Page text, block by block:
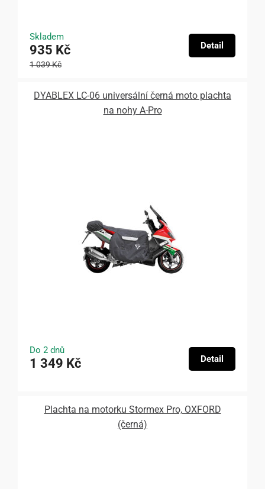
Skladem
935 Kč
1 039 Kč
Detail
DYABLEX LC-06 universální černá moto plachta
na nohy A-Pro
Do 2 dnů
1 349 Kč Detail
Plachta na motorku Stormex Pro, OXFORD
(černá)